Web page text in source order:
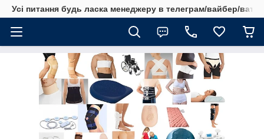
Усі питання будь ласка менеджеру в телеграм/вайбер/